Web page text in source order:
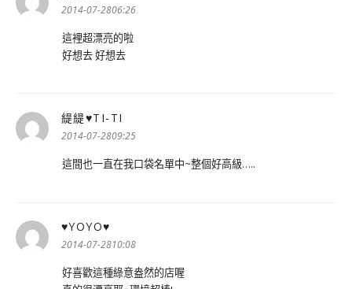
示:
2014-07-2806:26
這裡超漂亮的啦
好想去 好想去
緹緹♥TI-TI
示:
2014-07-2809:25
這間也一直在我口袋名單中~整個好高級…..
♥YOYO♥
示:
2014-07-2810:08
好喜歡這種綠意盎然的店喔